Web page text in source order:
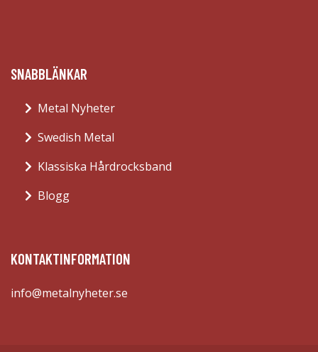
SNABBLÄNKAR
Metal Nyheter
Swedish Metal
Klassiska Hårdrocksband
Blogg
KONTAKTINFORMATION
info@metalnyheter.se